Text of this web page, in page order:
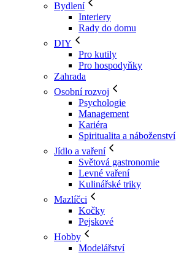
Bydlení
Interiery
Rady do domu
DIY
Pro kutily
Pro hospodyňky
Zahrada
Osobní rozvoj
Psychologie
Management
Kariéra
Spiritualita a náboženství
Jídlo a vaření
Světová gastronomie
Levné vaření
Kulinářské triky
Mazlíčci
Kočky
Pejskové
Hobby
Modelářství